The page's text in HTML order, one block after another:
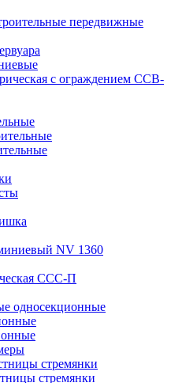
передвижные
с ограждением ССВ-
NV 1360
ССС-П
односекционные
стремянки
стремянки